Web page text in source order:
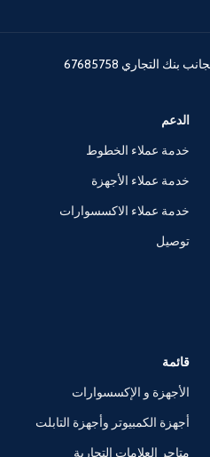
بنك التجاري 67685758
الدعم
خدمة عملاء الخطوط
خدمة عملاء الأجهزة
خدمة عملاء الاكسسوارات
توصيل
قائمة
الأجهزة و الإكسسوارات
أجهزة الكمبيوتر وأجهزة التابلت
متاجر العلامات التجارية